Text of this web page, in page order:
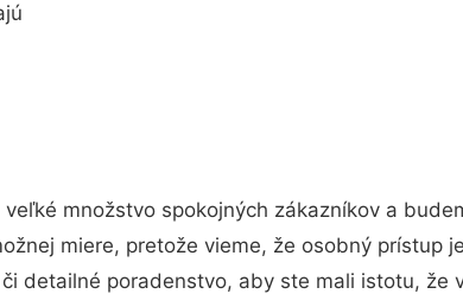
množstvo spokojných zákazníkov a
miere, pretože vieme, že osobný prístup
detailné poradenstvo, aby ste mali istotu, že